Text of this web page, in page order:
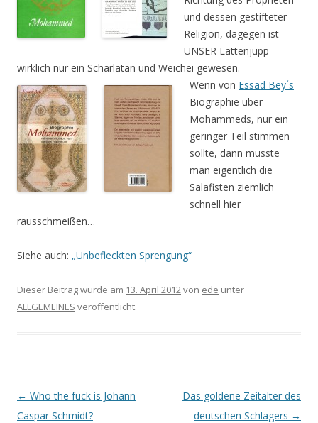
und dessen gestifteter
Religion, dagegen ist
UNSER Lattenjupp
wirklich nur ein Scharlatan und Weichei gewesen.
Wenn von Essad Bey´s
Biographie über
Mohammeds, nur ein
geringer Teil stimmen
sollte, dann müsste
man eigentlich die
Salafisten ziemlich
schnell hier
rausschmeißen…
Siehe auch: „Unbefleckten Sprengung“
Dieser Beitrag wurde am 13. April 2012von ede unter
ALLGEMEINES veröffentlicht.
Beitrags-
Navigation
← Who the fuck is Johann
Caspar Schmidt?
Das goldene Zeitalter des
deutschen Schlagers →